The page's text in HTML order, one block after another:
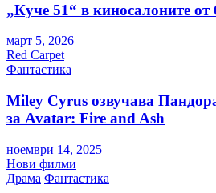
„Куче 51“ в киносалоните от
март 5, 2026
Red Carpet
Фантастика
Miley Cyrus озвучава
за Avatar: Fire and Ash
ноември 14, 2025
Нови филми
Драма Фантастика